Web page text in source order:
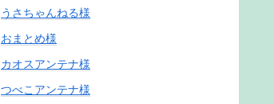
うさちゃんねる様
おまとめ様
カオスアンテナ様
つべこアンテナ様